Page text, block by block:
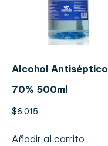
Alcohol Antiséptico
70% 500ml
$6.015
Añadir al carrito